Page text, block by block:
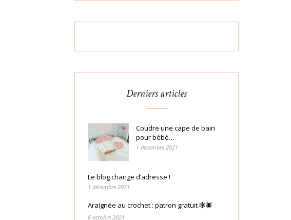
Derniers articles
Coudre une cape de bain
pour bébé…
1 décembre 2021
Le blog change d’adresse !
1 décembre 2021
Araignée au crochet : patron gratuit 🕸🕷
6 octobre 2021